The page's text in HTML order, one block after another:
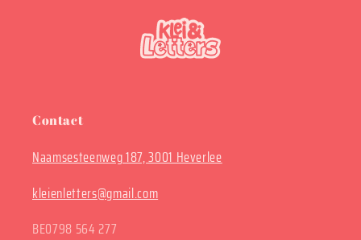
Contact
Naamsesteenweg 187, 3001 Heverlee
kleienletters@gmail.com
BE0798 564 277